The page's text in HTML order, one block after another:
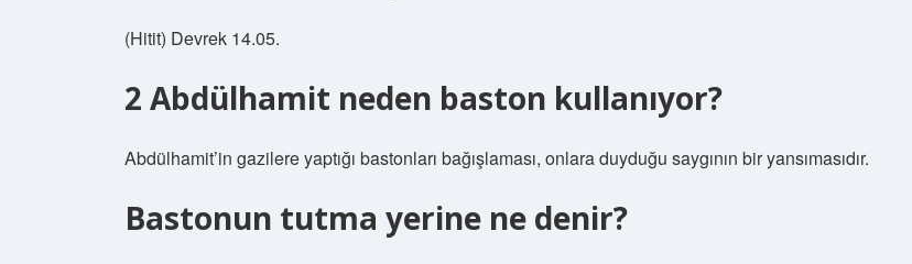
(Hitit) Devrek 14.05.
2 Abdülhamit neden baston kullanıyor?
Abdülhamit’in gazilere yaptığı bastonları bağışlaması, onlara duyduğu saygının bir yansımasıdır.
Bastonun tutma yerine ne denir?